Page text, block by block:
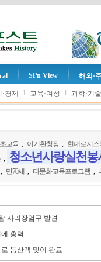
SPn View 해외·
경제 l 교육·여성 l 과학·기술
교육 이기환청장 현대로지스
청소년사랑실천봉
만70세 다문화교육프로그램
사리장엄구 발견
총력
등산객 맞이 완료